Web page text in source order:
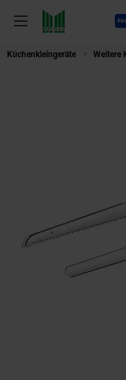
Menü
Küchenkleingeräte Weitere